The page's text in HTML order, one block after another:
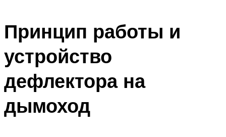
Принцип работы и
устройство
дефлектора на
дымоход